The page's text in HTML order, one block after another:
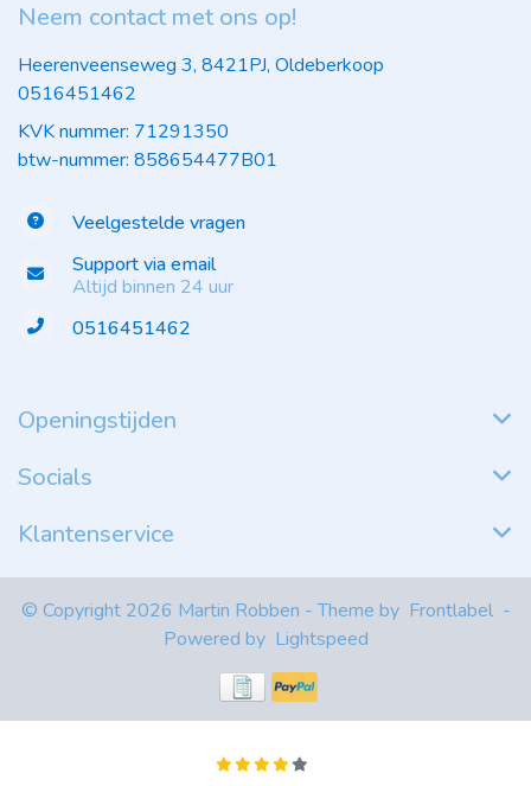
Neem contact met ons op!
Heerenveenseweg 3, 8421PJ, Oldeberkoop
0516451462
KVK nummer: 71291350
btw-nummer: 858654477B01
Veelgestelde vragen
Support via email
Altijd binnen 24 uur
0516451462
Openingstijden
Socials
Klantenservice
© Copyright 2026 Martin Robben - Theme by Frontlabel -
Powered by Lightspeed